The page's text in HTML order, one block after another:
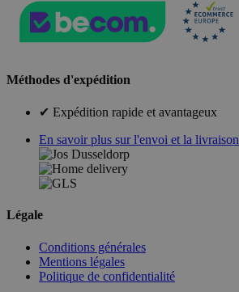
Méthodes d'expédition
✔ Expédition rapide et avantageux
En savoir plus sur l'envoi et la livraison
Légale
Conditions générales
Mentions légales
Politique de confidentialité